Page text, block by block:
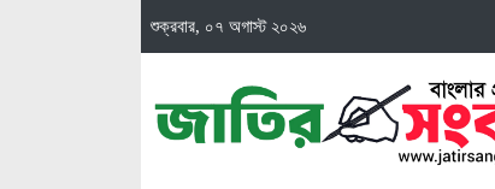
শুক্রবার, ০৭ অগাস্ট ২০২৬